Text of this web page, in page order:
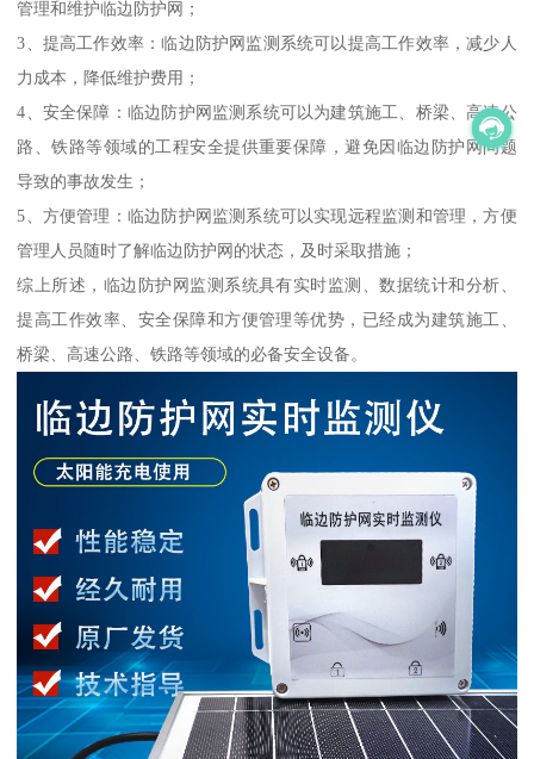
管理和维护临边防护网；
3、提高工作效率：临边防护网监测系统可以提高工作效率，减少人
力成本，降低维护费用；
4、安全保障：临边防护网监测系统可以为建筑施工、桥梁、高速公
路、铁路等领域的工程安全提供重要保障，避免因临边防护网问题
导致的事故发生；
5、方便管理：临边防护网监测系统可以实现远程监测和管理，方便
管理人员随时了解临边防护网的状态，及时采取措施；
综上所述，临边防护网监测系统具有实时监测、数据统计和分析、
提高工作效率、安全保障和方便管理等优势，已经成为建筑施工、
桥梁、高速公路、铁路等领域的必备安全设备。